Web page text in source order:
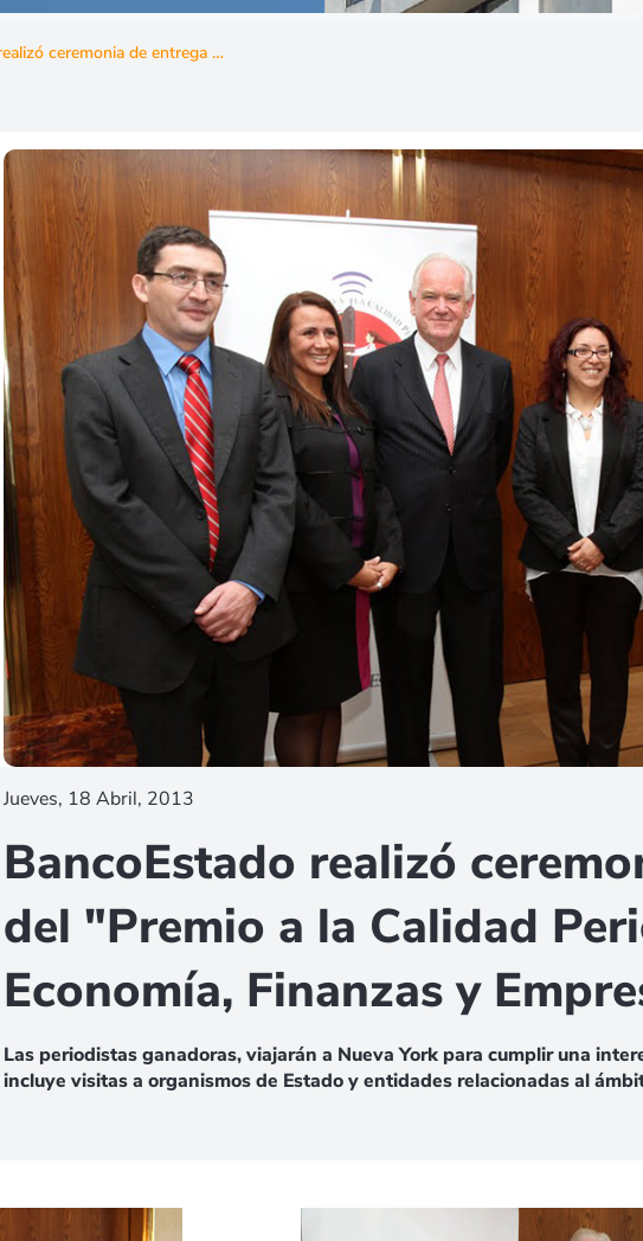
BancoEstado realizó ceremonia de entrega del "Premio a la Calidad Periodística en Economía, Finanzas y Empresas"
Jueves, 18 Abril, 2013
BancoEstado realizó
del "Premio a la Calidad
Economía, Finanzas y
Las periodistas ganadoras, viajarán a Nueva York para cumplir una
incluye visitas a organismos de Estado y entidades relacionadas al